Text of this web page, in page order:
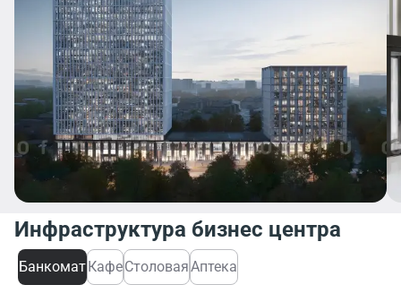
Инфраструктура бизнес центра
БанкоматКафеСтоловаяАптека